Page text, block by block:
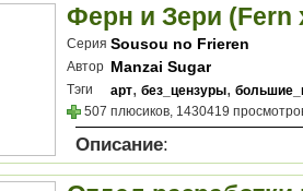
Ферн и Зери (Fern
Серия Sousou no Frieren
Автор Manzai Sugar
Тэги арт, без_цензуры,
507 плюсиков, 1430419
Описание: